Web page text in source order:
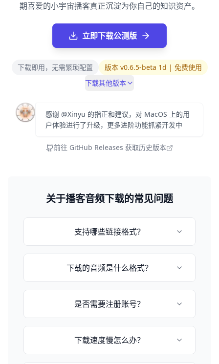
期喜爱的小宇宙播客真正沉淀为你自己的知识资产。
立即下载公测版
下载即用，无需繁琐配置
版本 v0.6.5-beta 1d | 免费使用
下载其他版本
感谢 @Xinyu 的指正和建议，对 MacOS 上的用
户体验进行了升级，更多进阶功能抓紧开发中
前往 GitHub Releases 获取历史版本
关于播客音频下载的常见问题
支持哪些链接格式？
接，格式为：
https://www.xiaoyuzhoufm.com/episode/[节
目ID] 或 https://podcasts.apple.com/[国
家]/podcast/[播客名称]/id[播客ID]
下载的音频是什么格式？
MP3或M4A格式。是否需要注册账号？
下载速度慢怎么办？